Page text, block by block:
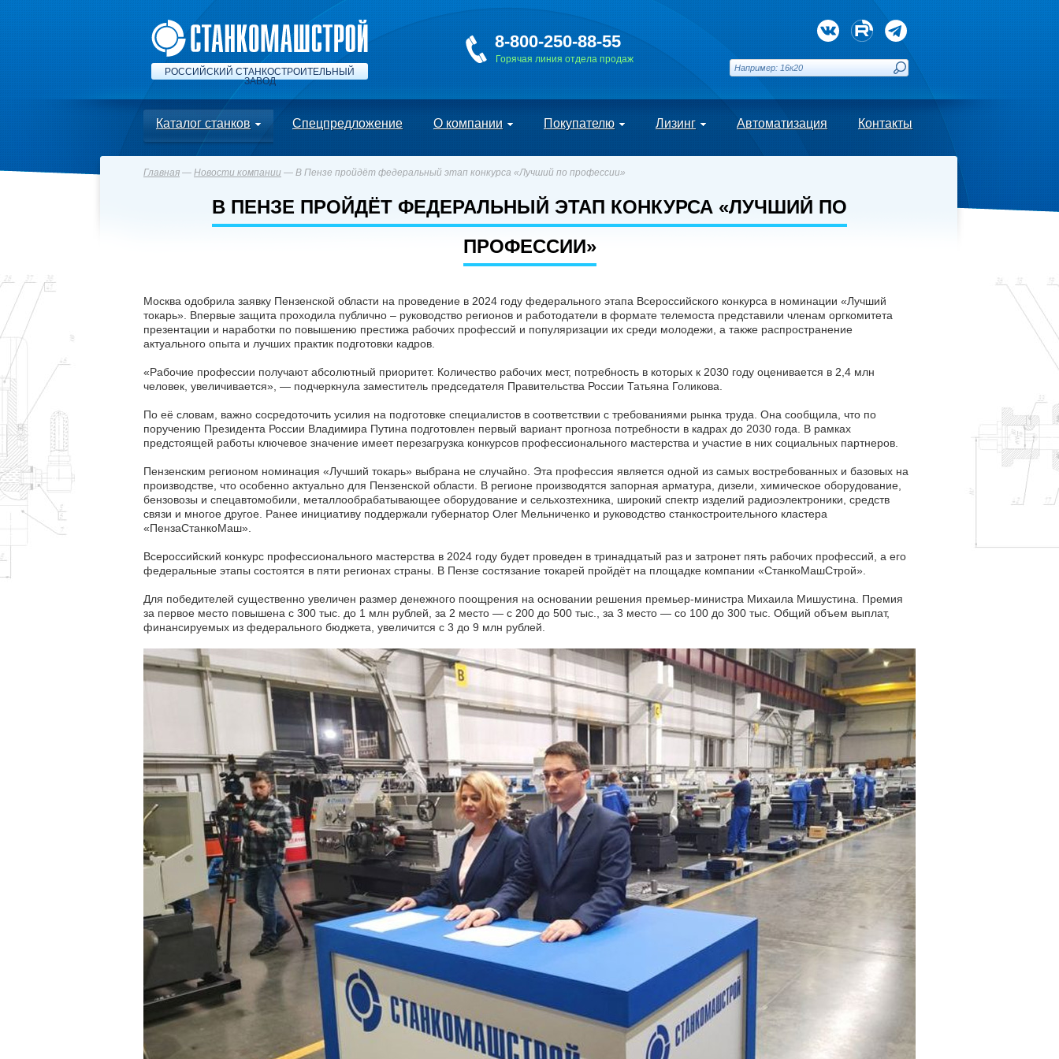
РОССИЙСКИЙ СТАНКОСТРОИТЕЛЬНЫЙ
ЗАВОД
8-800-250-88-55
Горячая линия отдела продаж
Каталог станков Спецпредложение О компании Покупателю Лизинг Автоматизация Контакты
Главная — Новости компании — В Пензе пройдёт федеральный этап конкурса «Лучший по профессии»
В ПЕНЗЕ ПРОЙДЁТ ФЕДЕРАЛЬНЫЙ ЭТАП КОНКУРСА «ЛУЧШИЙ ПО
ПРОФЕССИИ»
Москва одобрила заявку Пензенской области на проведение в 2024 году федерального этапа Всероссийского конкурса в номинации «Лучший
токарь». Впервые защита проходила публично – руководство регионов и работодатели в формате телемоста представили членам оргкомитета
презентации и наработки по повышению престижа рабочих профессий и популяризации их среди молодежи, а также распространение
актуального опыта и лучших практик подготовки кадров.
«Рабочие профессии получают абсолютный приоритет. Количество рабочих мест, потребность в которых к 2030 году оценивается в 2,4 млн
человек, увеличивается», — подчеркнула заместитель председателя Правительства России Татьяна Голикова.
По её словам, важно сосредоточить усилия на подготовке специалистов в соответствии с требованиями рынка труда. Она сообщила, что по
поручению Президента России Владимира Путина подготовлен первый вариант прогноза потребности в кадрах до 2030 года. В рамках
предстоящей работы ключевое значение имеет перезагрузка конкурсов профессионального мастерства и участие в них социальных партнеров.
Пензенским регионом номинация «Лучший токарь» выбрана не случайно. Эта профессия является одной из самых востребованных и базовых на
производстве, что особенно актуально для Пензенской области. В регионе производятся запорная арматура, дизели, химическое оборудование,
бензовозы и спецавтомобили, металлообрабатывающее оборудование и сельхозтехника, широкий спектр изделий радиоэлектроники, средств
связи и многое другое. Ранее инициативу поддержали губернатор Олег Мельниченко и руководство станкостроительного кластера
«ПензаСтанкоМаш».
Всероссийский конкурс профессионального мастерства в 2024 году будет проведен в тринадцатый раз и затронет пять рабочих профессий, а его
федеральные этапы состоятся в пяти регионах страны. В Пензе состязание токарей пройдёт на площадке компании «СтанкоМашСтрой».
Для победителей существенно увеличен размер денежного поощрения на основании решения премьер-министра Михаила Мишустина. Премия
за первое место повышена с 300 тыс. до 1 млн рублей, за 2 место — с 200 до 500 тыс., за 3 место — со 100 до 300 тыс. Общий объем выплат,
финансируемых из федерального бюджета, увеличится с 3 до 9 млн рублей.